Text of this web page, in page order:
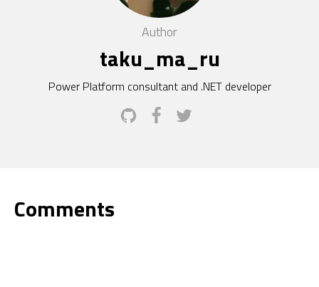
Author
taku_ma_ru
Power Platform consultant and .NET developer
Comments